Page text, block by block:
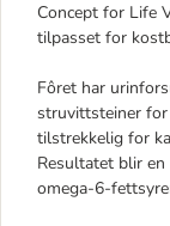
Concept for Life
tilpasset for
Fôret har
struvittsteiner for
tilstrekkelig for
Resultatet blir
omega-6-